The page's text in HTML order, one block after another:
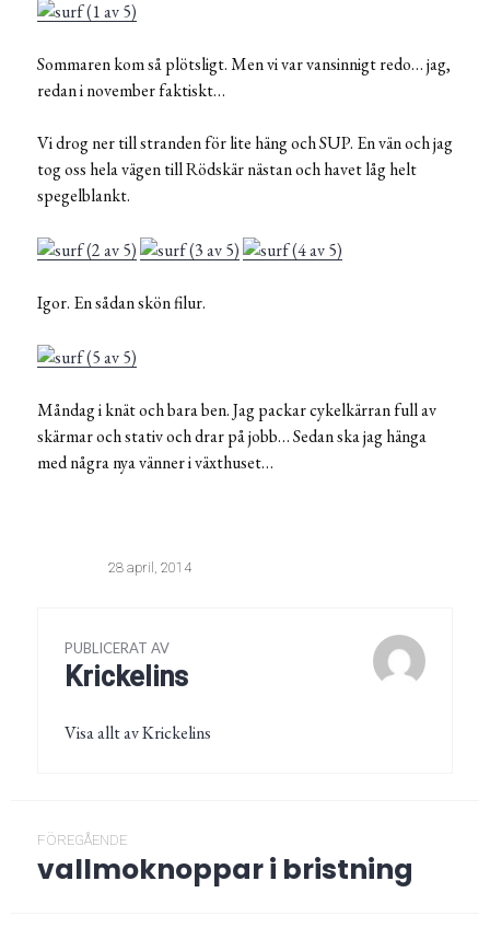
Sommaren kom så plötsligt. Men vi var vansinnigt redo… jag,
redan i november faktiskt…
Vi drog ner till stranden för lite häng och SUP. En vän och jag
tog oss hela vägen till Rödskär nästan och havet låg helt
spegelblankt.
Igor. En sådan skön filur.
Måndag i knät och bara ben. Jag packar cykelkärran full av
skärmar och stativ och drar på jobb… Sedan ska jag hänga
med några nya vänner i växthuset…
28 april, 2014
PUBLICERAT AV
Krickelins
Visa allt av Krickelins
FÖREGÅENDE
Föregående
vallmoknoppar i bristning